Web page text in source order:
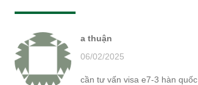
a thuận
06/02/2025
cần tư vấn visa e7-3 hàn quốc